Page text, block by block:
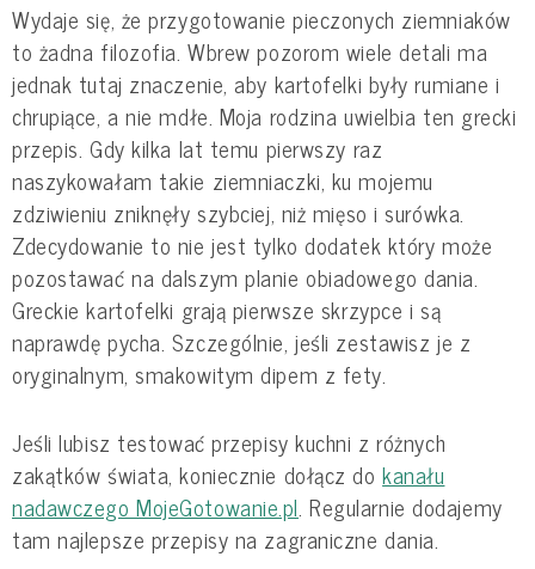
Wydaje się, że przygotowanie pieczonych ziemniaków
to żadna filozofia. Wbrew pozorom wiele detali ma
jednak tutaj znaczenie, aby kartofelki były rumiane i
chrupiące, a nie mdłe. Moja rodzina uwielbia ten grecki
przepis. Gdy kilka lat temu pierwszy raz
naszykowałam takie ziemniaczki, ku mojemu
zdziwieniu zniknęły szybciej, niż mięso i surówka.
Zdecydowanie to nie jest tylko dodatek który może
pozostawać na dalszym planie obiadowego dania.
Greckie kartofelki grają pierwsze skrzypce i są
naprawdę pycha. Szczególnie, jeśli zestawisz je z
oryginalnym, smakowitym dipem z fety.
Jeśli lubisz testować przepisy kuchni z różnych
zakątków świata, koniecznie dołącz dokanału
nadawczego MojeGotowanie.pl. Regularnie dodajemy
tam najlepsze przepisy na zagraniczne dania.